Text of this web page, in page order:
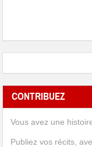
CONTRIBUEZ
Vous avez une
Publiez vos récits,